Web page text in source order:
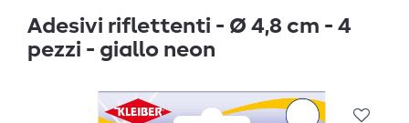
Adesivi riflettenti - Ø 4,8 cm - 4
pezzi - giallo neon